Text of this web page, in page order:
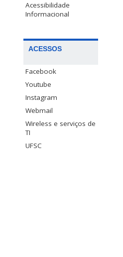
Acessibilidade
Informacional
ACESSOS
Facebook
Youtube
Instagram
Webmail
Wireless e serviços de
TI
UFSC